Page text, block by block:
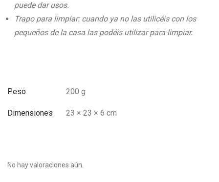
puede dar usos.
Trapo para limpiar: cuando ya no las utilicéis con los
pequeños de la casa las podéis utilizar para limpiar.
Peso 200 g
Dimensiones 23 × 23 × 6 cm
No hay valoraciones aún.